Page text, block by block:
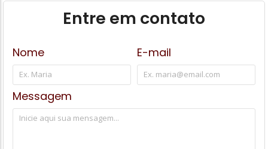
Entre em contato
Nome E-mail
Messagem